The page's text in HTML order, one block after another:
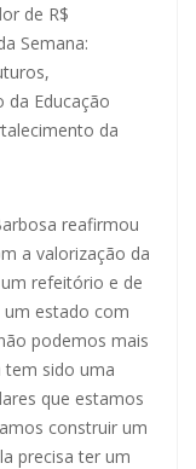
de R$
Semana:
da Educação
da
reafirmou
a valorização da
refeitório e de
um estado com
podemos mais
tem sido uma
que estamos
construir um
precisa ter um